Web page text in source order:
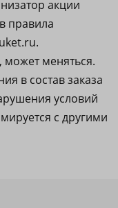
акции
правила
может меняться.
в состав заказа
условий
с другими